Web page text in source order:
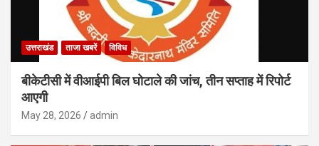
उत्तराखंड ताजा खबरें विविध
बीकेटीसी में वीआईपी बिल घोटाले की जांच, तीन सप्ताह में रिपोर्ट
आएगी
May 28, 2026 admin